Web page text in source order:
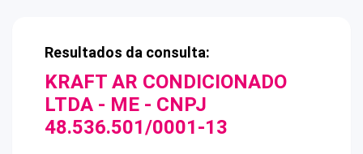
Resultados da consulta:
KRAFT AR CONDICIONADO
LTDA - ME - CNPJ
48.536.501/0001-13